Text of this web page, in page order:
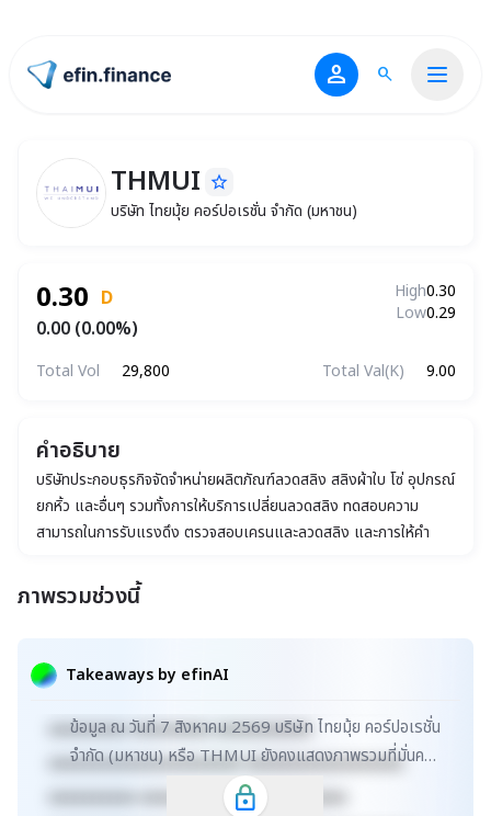
ไปหน้าแรก person search
THMUI บริษัท ไทยมุ้ย คอร์ปอเรชั่น จำกัด (มหาชน)
THMUI star_border
บริษัท ไทยมุ้ย คอร์ปอเรชั่น จำกัด (มหาชน)
0.30 D
0.00 (0.00%)
High0.30
Low0.29
Total Vol 29,800 Total Val(K) 9.00
คำอธิบาย
บริษัทประกอบธุรกิจจัดจำหน่ายผลิตภัณฑ์ลวดสลิง สลิงผ้าใบ โซ่ อุปกรณ์
ยกหิ้ว และอื่นๆ รวมทั้งการให้บริการเปลี่ยนลวดสลิง ทดสอบความ
สามารถในการรับแรงดึง ตรวจสอบเครนและลวดสลิง และการให้คำ
ภาพรวมช่วงนี้
Takeaways by efinAI
xxxxx xxxxxxxxxxxxxxxxxxxxxxxxxxxxxx
xxxxxxxxxxxxxxxxxx xxxxxxxxxxxxxxx xxxxx
xxxxxxxxx xxxxxxxxx xxxxxxxxxxx
xxxxxxxxxxxxxxxxxxxxxx xxxxxxxxxxxxxxxxxx
xxxxxxxxxx xxxxxxxxxxxxx xxxxxxxxxx
ข้อมูล ณ วันที่ 7 สิงหาคม 2569 บริษัท ไทยมุ้ย คอร์ปอเรชั่น
จำกัด (มหาชน) หรือ THMUI ยังคงแสดงภาพรวมที่มั่นคง
ในตลาด MAI ด้วยมูลค่าตลาดรวม 127.5 ล้านบาท...